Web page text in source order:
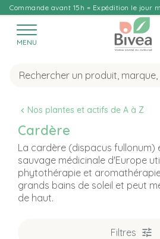
Commande avant 15h = Expédition le
MENU
Nos plantes et actifs de A à Z
Cardère
La cardère (dispacus fullonum)
sauvage médicinale d'Europe
phytothérapie et
grands bains de soleil et peut
de haut.
Filtres